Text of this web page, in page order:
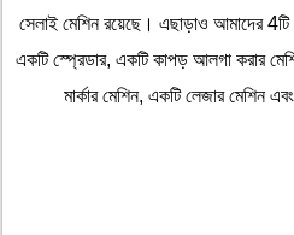
সেলাই মেশিন রয়েছে। এছাড়াও আমাদের 4টি
একটি স্প্রেডার, একটি কাপড় আলগা করার
মার্কার মেশিন, একটি লেজার মেশিন